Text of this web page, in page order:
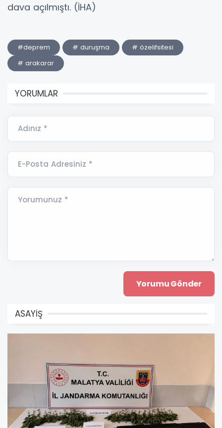
dava açılmıştı. (İHA)
#deprem # duruşma
# özelifsitesi
# arakarar
YORUMLAR
Adınız *
E-Posta Adresiniz *
Yorumunuz *
ASAYİŞ